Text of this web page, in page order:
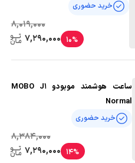
خرید حضوری
8,019,000
10%
7,290,000
ساعت هوشمند موبودو MOBO J1
Normal
خرید حضوری
8,384,000
14%
7,290,000